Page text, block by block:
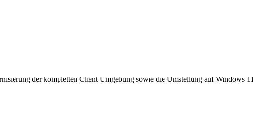
der kompletten Client Umgebung sowie die Umstellung auf Windows